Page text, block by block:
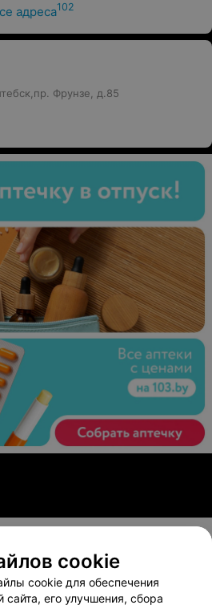
адреса102
Фрунзе, д.85
проекта
договор Способы оплаты
cookie
cookie для обеспечения
сайта, его улучшения, сбора